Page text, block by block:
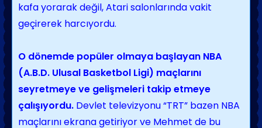
kafa yorarak değil, Atari salonlarında vakit
geçirerek harcıyordu.
O dönemde popüler olmaya başlayan NBA
(A.B.D. Ulusal Basketbol Ligi) maçlarını
seyretmeye ve gelişmeleri takip etmeye
çalışıyordu. Devlet televizyonu “TRT” bazen NBA
maçlarını ekrana getiriyor ve Mehmet de bu